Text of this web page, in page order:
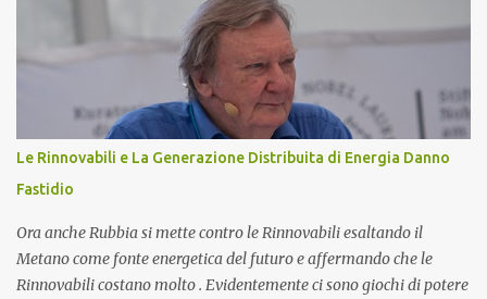
contribuendo significativamente a migliorare le prestazioni
complessive dell'impianto. In questo articolo, esploreremo nel
dettaglio l'importanza del toroide negli impianti fotovoltaici con
accumulo di energia, come funziona, e perché è essenziale per
ottimizzare il rendimento energetico. Approfondiremo inoltre le
implicazioni che il suo corretto utilizzo ha sulla durata e
sull'affidabilità dell'intero sistema. Cos'è un Toroide o Meter e
Come Funziona? Il toroide (o meter) è un dispositivo el...
Le Rinnovabili e La Generazione Distribuita di Energia Danno
Fastidio
Ora anche Rubbia si mette contro le Rinnovabili esaltando il
Metano come fonte energetica del futuro e affermando che le
Rinnovabili costano molto . Evidentemente ci sono giochi di potere